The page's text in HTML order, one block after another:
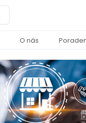
O nás